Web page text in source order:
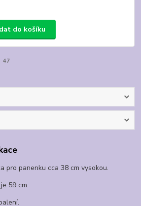
do košíku
47
pro panenku cca 38 cm vysokou.
59 cm.